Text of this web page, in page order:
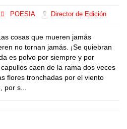
POESIA Director de Edición
cosas que mueren jamás
no tornan jamás. ¡Se quiebran
es polvo por siempre y por
caen de la rama dos veces
flores tronchadas por el viento
s...